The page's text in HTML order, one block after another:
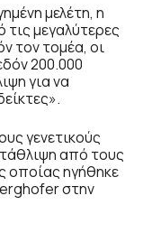
μελέτη, η
μεγαλύτερες
τον τομέα, οι
200.000
για να
γενετικούς
από τους
οποίας ηγήθηκε
στην